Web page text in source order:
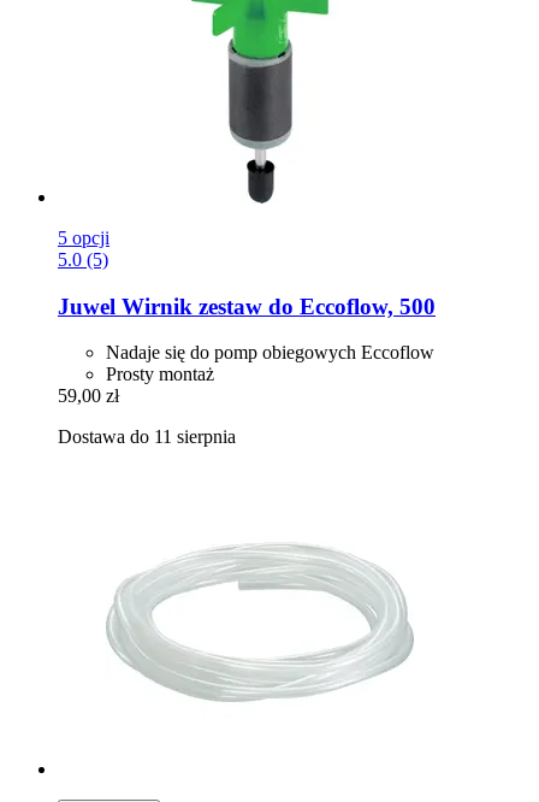
5 opcji
5.0 (5)
Juwel Wirnik zestaw do Eccoflow, 500
Nadaje się do pomp obiegowych Eccoflow
Prosty montaż
59,00 zł
Dostawa do 11 sierpnia